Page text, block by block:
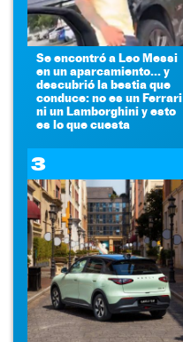
Se encontró a Leo Messi
en un aparcamiento... y
descubrió la bestia que
conduce: no es un Ferrari
ni un Lamborghini y esto
es lo que cuesta
3